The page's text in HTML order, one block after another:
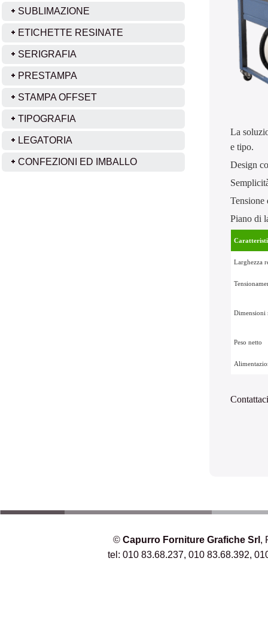
SUBLIMAZIONE
ETICHETTE RESINATE
SERIGRAFIA
PRESTAMPA
STAMPA OFFSET
TIPOGRAFIA
LEGATORIA
CONFEZIONI ED IMBALLO
La
e tipo.
Design
Tensione
Piano di
Larghezza
Dimensioni
Peso netto
© Capurro Forniture Grafiche Srl ,
tel: 010 83.68.237, 010 83.68.392,